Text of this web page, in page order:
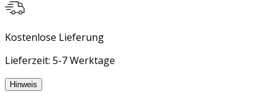
Kostenlose Lieferung
Lieferzeit: 5-7 Werktage
Hinweis